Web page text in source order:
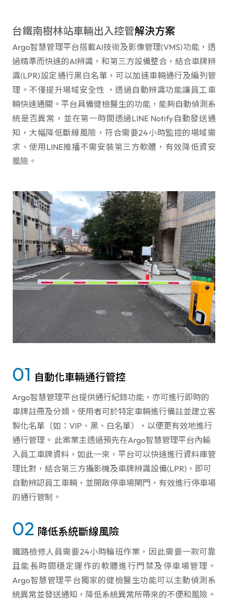
台鐵南樹林站車輛出入控管解決方案
Argo智慧管理平台搭載AI技術及影像管理(VMS)功能，透
過精準而快速的AI辨識，和第三方設備整合，結合車牌辨
識(LPR)設定通行黑白名單，可以加速車輛通行及編列管
理。不僅提升場域安全性 ，透過自動辨識功能讓員工車
輛快速通關。平台具備健檢醫生的功能，能夠自動偵測系
統是否異常，並在第一時間透過LINE Notify自動發送通
知，大幅降低斷線風險，符合需要24小時監控的場域需
求、使用LINE推播不需安裝第三方軟體，有效降低資安
風險。
01 自動化車輛通行管控
Argo智慧管理平台提供通行紀錄功能，亦可進行即時的
車牌註冊及分類。使用者可於特定車輛進行備註並建立客
製化名單（如：VIP、黑、白名單），以便更有效地進行
通行管理。 此案業主透過預先在Argo智慧管理平台內輸
入員工車牌資料，如此一來，平台可以快速進行資料庫管
理比對，結合第三方攝影機及車牌辨識設備(LPR)，即可
自動辨認員工車輛，並開啟停車場閘門，有效進行停車場
的通行管制。
02 降低系統斷線風險
鐵路檢修人員需要24小時輪班作業，因此需要一款可靠
且能長時間穩定運作的軟體進行門禁及停車場管理。
Argo智慧管理平台獨家的健檢醫生功能可以主動偵測系
統異常並發送通知，降低系統異常所帶來的不便和風險。